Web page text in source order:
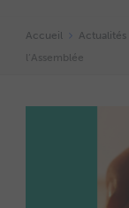
Accueil Actualités
l’Assemblée